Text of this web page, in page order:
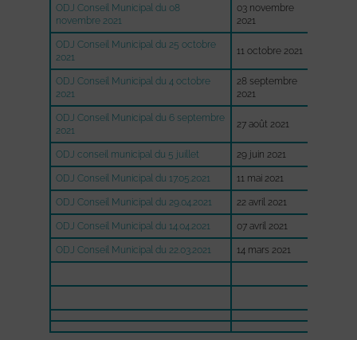
ODJ Conseil Municipal du 08
novembre 2021
03 novembre
2021
ODJ Conseil Municipal du 25 octobre
2021
11 octobre 2021
ODJ Conseil Municipal du 4 octobre
2021
28 septembre
2021
ODJ Conseil Municipal du 6 septembre
2021
27 août 2021
ODJ conseil municipal du 5 juillet 29 juin 2021
ODJ Conseil Municipal du 17.05.2021 11 mai 2021
ODJ Conseil Municipal du 29.04.2021 22 avril 2021
ODJ Conseil Municipal du 14.04.2021 07 avril 2021
ODJ Conseil Municipal du 22.03.2021 14 mars 2021